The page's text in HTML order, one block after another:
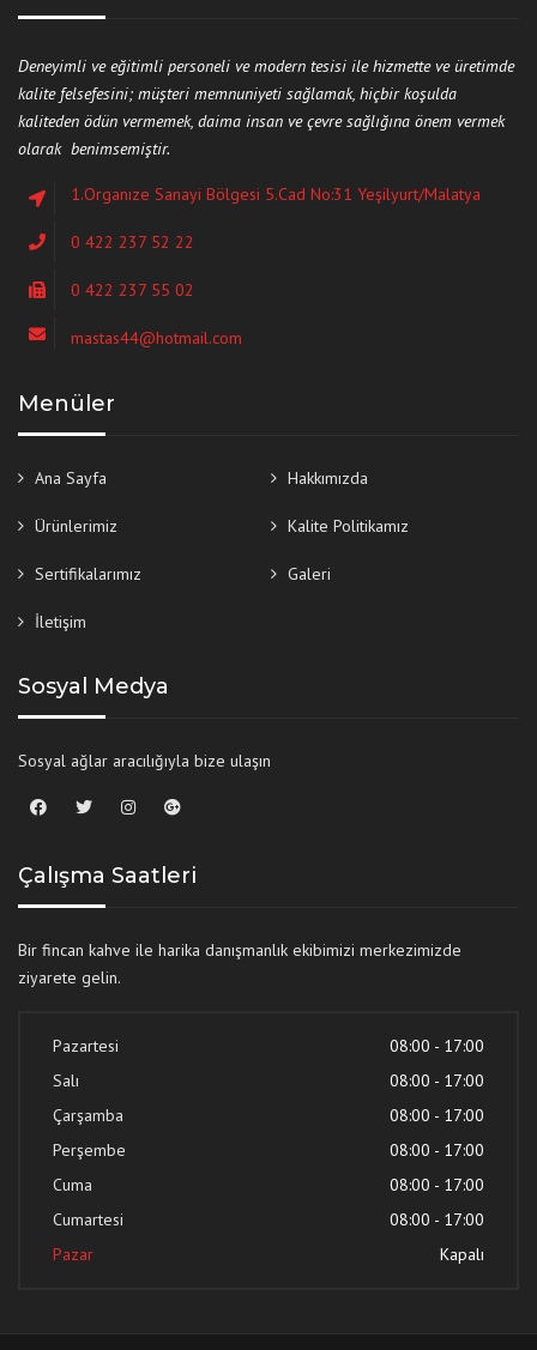
Deneyimli ve eğitimli personeli ve modern tesisi ile hizmette ve üretimde
kalite felsefesini; müşteri memnuniyeti sağlamak, hiçbir koşulda
kaliteden ödün vermemek, daima insan ve çevre sağlığına önem vermek
olarak benimsemiştir.
1.Organıze Sanayi Bölgesi 5.Cad No:31 Yeşilyurt/Malatya
0 422 237 52 22
0 422 237 55 02
mastas44@hotmail.com
Menüler
Ana Sayfa Hakkımızda
Ürünlerimiz Kalite Politikamız
Sertifikalarımız Galeri
İletişim
Sosyal Medya
Sosyal ağlar aracılığıyla bize ulaşın
Çalışma Saatleri
Bir fincan kahve ile harika danışmanlık ekibimizi merkezimizde
ziyarete gelin.
Pazartesi
08:00 - 17:00
Salı
08:00 - 17:00
Çarşamba
08:00 - 17:00
Perşembe
08:00 - 17:00
Cuma
08:00 - 17:00
Cumartesi
08:00 - 17:00
Pazar
Kapalı